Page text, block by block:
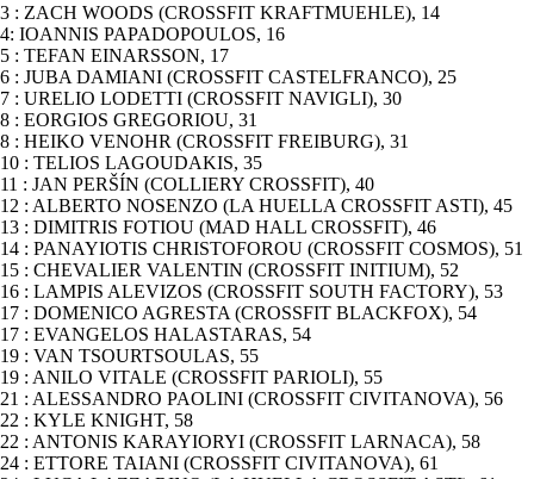
3 : ZACH WOODS (CROSSFIT KRAFTMUEHLE), 14
4: IOANNIS PAPADOPOULOS, 16
5 : TEFAN EINARSSON, 17
6 : JUBA DAMIANI (CROSSFIT CASTELFRANCO), 25
7 : URELIO LODETTI (CROSSFIT NAVIGLI), 30
8 : EORGIOS GREGORIOU, 31
8 : HEIKO VENOHR (CROSSFIT FREIBURG), 31
10 : TELIOS LAGOUDAKIS, 35
11 : JAN PERŠÍN (COLLIERY CROSSFIT), 40
12 : ALBERTO NOSENZO (LA HUELLA CROSSFIT ASTI), 45
13 : DIMITRIS FOTIOU (MAD HALL CROSSFIT), 46
14 : PANAYIOTIS CHRISTOFOROU (CROSSFIT COSMOS), 51
15 : CHEVALIER VALENTIN (CROSSFIT INITIUM), 52
16 : LAMPIS ALEVIZOS (CROSSFIT SOUTH FACTORY), 53
17 : DOMENICO AGRESTA (CROSSFIT BLACKFOX), 54
17 : EVANGELOS HALASTARAS, 54
19 : VAN TSOURTSOULAS, 55
19 : ANILO VITALE (CROSSFIT PARIOLI), 55
21 : ALESSANDRO PAOLINI (CROSSFIT CIVITANOVA), 56
22 : KYLE KNIGHT, 58
22 : ANTONIS KARAYIORYI (CROSSFIT LARNACA), 58
24 : ETTORE TAIANI (CROSSFIT CIVITANOVA), 61